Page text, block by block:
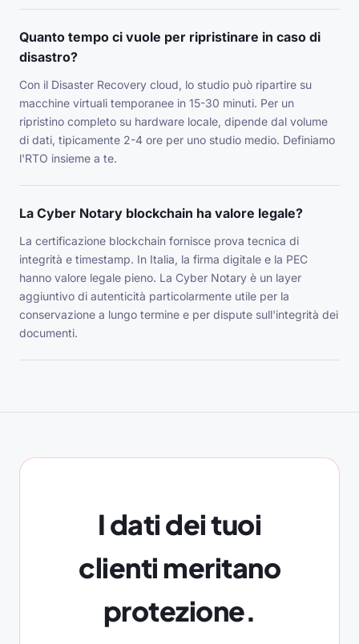
Quanto tempo ci vuole per ripristinare in caso di
disastro?
Con il Disaster Recovery cloud, lo studio può ripartire su
macchine virtuali temporanee in 15-30 minuti. Per un
ripristino completo su hardware locale, dipende dal volume
di dati, tipicamente 2-4 ore per uno studio medio. Definiamo
l'RTO insieme a te.
La Cyber Notary blockchain ha valore legale?
La certificazione blockchain fornisce prova tecnica di
integrità e timestamp. In Italia, la firma digitale e la PEC
hanno valore legale pieno. La Cyber Notary è un layer
aggiuntivo di autenticità particolarmente utile per la
conservazione a lungo termine e per dispute sull'integrità dei
documenti.
I dati dei tuoi
clienti meritano
protezione.